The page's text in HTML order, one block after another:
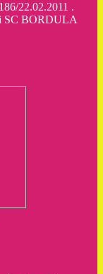
22.02.2011 .
SC BORDULA